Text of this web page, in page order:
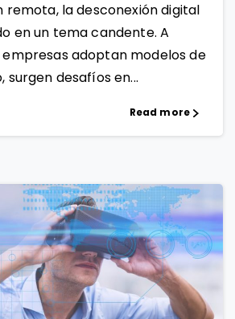
remota, la desconexión digital
en un tema candente. A
empresas adoptan modelos de
desafíos en...
Read more